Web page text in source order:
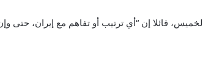
قائلا إن “أي ترتيب أو تفاهم مع إيران، حتى